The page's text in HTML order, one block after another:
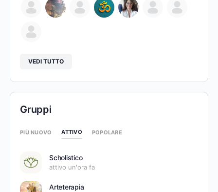
VEDI TUTTO
Gruppi
PIÙ NUOVO ATTIVO POPOLARE
Scholistico
attivo un'ora fa
Arteterapia